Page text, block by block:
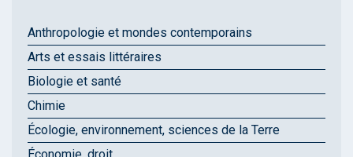
Anthropologie et mondes contemporains
Arts et essais littéraires
Biologie et santé
Chimie
Écologie, environnement, sciences de la Terre